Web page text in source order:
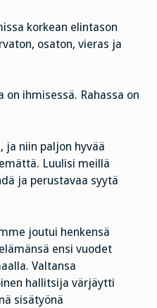
korkean elintason
osaton, vieras ja
on ihmisessä. Rahassa on
ja niin paljon hyvää
Luulisi meillä
ja perustavaa syytä
joutui henkensä
ensi vuodet
Valtansa
hallitsija värjäytti
sisätyönä